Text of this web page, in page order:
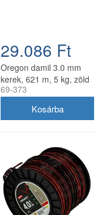
29.086 Ft
Oregon damil 3.0 mm
kerek, 621 m, 5 kg, zöld
69-373